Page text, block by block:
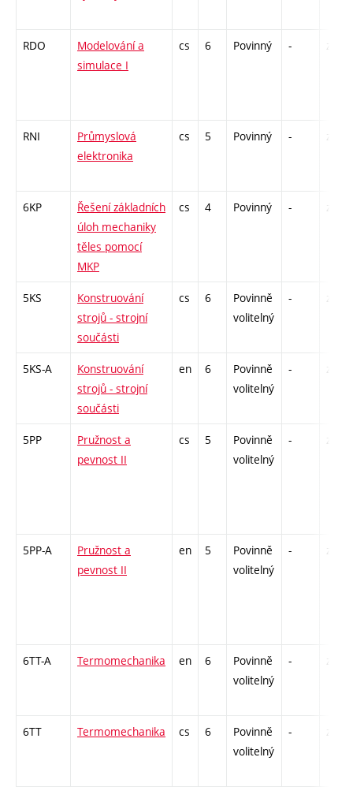
RDO
Modelování a
simulace I
cs 6 Povinný - zá,zk
RNI
Průmyslová
elektronika
cs 5 Povinný - zá,zk
6KP
Řešení základních
úloh mechaniky
těles pomocí
MKP
cs 4 Povinný - zá,zk
5KS
Konstruování
strojů - strojní
součásti
cs 6
Povinně
volitelný
- zá,zk
5KS-A
Konstruování
strojů - strojní
součásti
en 6
Povinně
volitelný
- zá,zk
5PP
Pružnost a
pevnost II
cs 5
Povinně
volitelný
- zá,zk
5PP-A
Pružnost a
pevnost II
en 5
Povinně
volitelný
- zá,zk
6TT-A Termomechanika en 6
Povinně
volitelný
- zá,zk
6TT Termomechanika cs 6
Povinně
volitelný
- zá,zk